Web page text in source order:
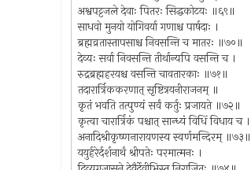
अश्वपट्टजले देवाः पितरः सिद्धकोटयः ॥६९॥
साधवो मुनयो योगिवर्या गणाश्च पार्षदाः ।
ब्रह्मव्रतास्तापसाश्च निवसन्ति च मातरः ॥७०॥
देव्यः सर्वा निवसन्ति तीर्थान्यपि वसन्ति च ।
रुद्रब्रह्महरयश्च वसन्ति चावतारकाः ॥७१॥
तदारार्त्रिककरणात् सृष्टित्रयनीराजनम् ॥
कृतं भवति तत्पुण्यं सर्वं कर्तुः प्रजायते ॥७२॥
कृत्वा चारार्त्रिकं पश्चात् सान्ध्यं विधिं विधाय च ।
अनादिश्रीकृष्णनारायणस्य स्वर्णमन्दिरम् ॥७३॥
ययुर्हरेर्दर्शनार्थं श्रीपतेः परमात्मनः ।